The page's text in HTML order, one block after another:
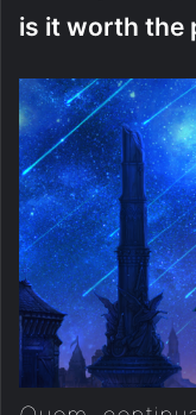
is it worth the